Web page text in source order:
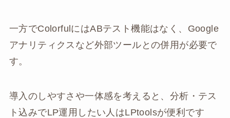
一方でColorfulにはABテスト機能はなく、Google
アナリティクスなど外部ツールとの併用が必要で
す。
導入のしやすさや一体感を考えると、分析・テス
ト込みでLP運用したい人はLPtoolsが便利です